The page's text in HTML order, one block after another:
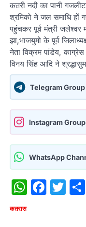
कतरी नदी का पानी
श्रमिको ने जल समाधि हों
पहुंचकर पूर्व मंत्री जलेश्वर
झा,भाजयुमो के पूर्व
नेता विक्रम पांडेय,
विनय सिंह आदि ने
Telegram Group
Instagram Group
WhatsApp
कतरास